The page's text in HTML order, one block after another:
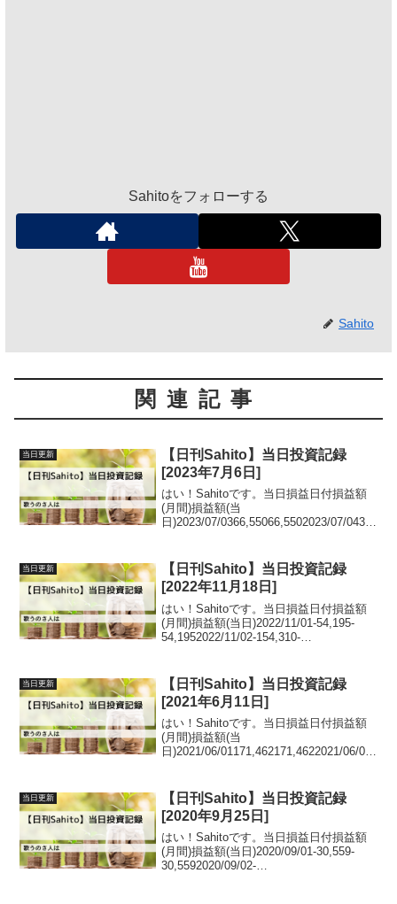
Sahitoをフォローする
Sahito
関連記事
当日更新
【日刊Sahito】当日投資記録
[2023年7月6日]
はい！Sahitoです。当日損益日付損益額
(月間)損益額(当
日)2023/07/0366,55066,5502023/07/0432,
当日更新
【日刊Sahito】当日投資記録
[2022年11月18日]
はい！Sahitoです。当日損益日付損益額
(月間)損益額(当日)2022/11/01-54,195-
54,1952022/11/02-154,310-
当日更新
【日刊Sahito】当日投資記録
[2021年6月11日]
はい！Sahitoです。当日損益日付損益額
(月間)損益額(当
日)2021/06/01171,462171,4622021/06/02
6/0482,383...
当日更新
【日刊Sahito】当日投資記録
[2020年9月25日]
はい！Sahitoです。当日損益日付損益額
(月間)損益額(当日)2020/09/01-30,559-
30,5592020/09/02-